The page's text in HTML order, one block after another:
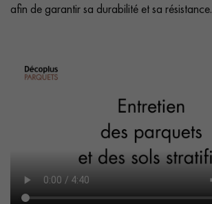
afin de garantir sa durabilité et sa résistance.